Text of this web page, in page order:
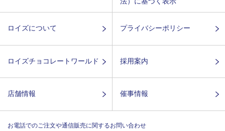
ロイズについて プライバシーポリシー
ロイズチョコレートワールド 採用案内
店舗情報 催事情報
お電話でのご注文や通信販売に関するお問い合わせ